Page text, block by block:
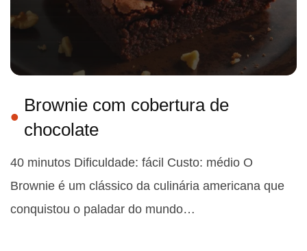
Brownie com cobertura de
chocolate
40 minutos Dificuldade: fácil Custo: médio O
Brownie é um clássico da culinária americana que
conquistou o paladar do mundo…